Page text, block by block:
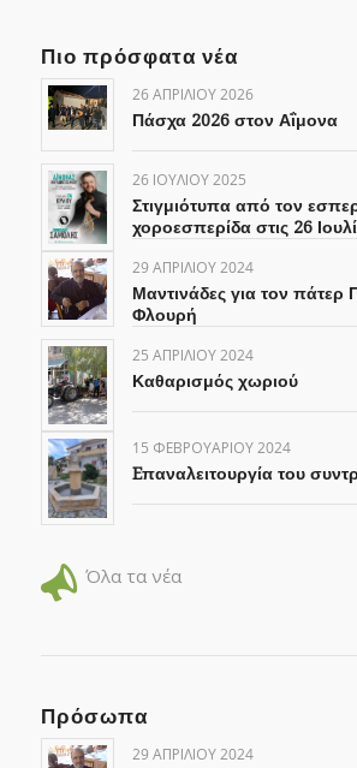
Πιο πρόσφατα νέα
26 ΑΠΡΙΛΊΟΥ 2026
Πάσχα 2026 στον Αΐμονα
26 ΙΟΥΛΊΟΥ 2025
Στιγμιότυπα από τον
χοροεσπερίδα στις 26
29 ΑΠΡΙΛΊΟΥ 2024
Μαντινάδες για τον πάτερ
Φλουρή
25 ΑΠΡΙΛΊΟΥ 2024
Καθαρισμός χωριού
15 ΦΕΒΡΟΥΑΡΊΟΥ 2024
Eπαναλειτουργία του
Όλα τα νέα
Πρόσωπα
29 ΑΠΡΙΛΊΟΥ 2024